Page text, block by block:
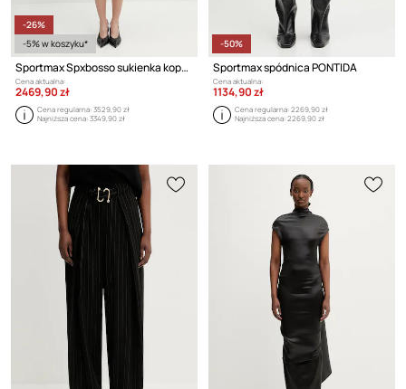
-26%
-5% w koszyku*
Sportmax Spxbosso sukienka kopertowa w kropki jedwabna
Cena aktualna:
2469,90 zł
Cena regularna:3529,90 zł
Najniższa cena:3349,90 zł
-50%
Sportmax spódnica PONTIDA
Cena aktualna:
1134,90 zł
Cena regularna:2269,90 zł
Najniższa cena:2269,90 zł